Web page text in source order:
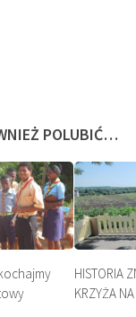
POLUBIĆ…
HISTORIA
KRZYŻA